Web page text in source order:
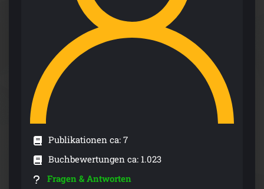
Publikationen ca: 7
Buchbewertungen ca: 1.023
Fragen & Antworten